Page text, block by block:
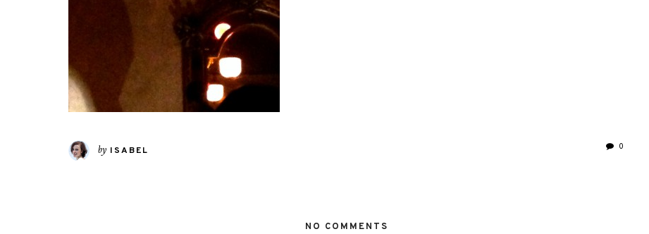
by ISABEL 0
NO COMMENTS